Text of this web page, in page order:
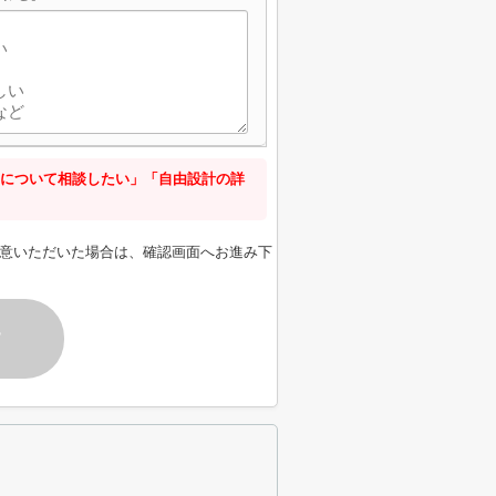
ついて相談したい」「自由設計の詳
いただいた場合は、確認画面へお進み下